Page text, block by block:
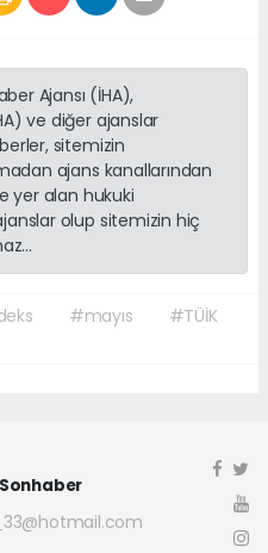
Ajansı (İHA),
ve diğer ajanslar
sitemizin
ajans kanallarından
yer alan hukuki
olup sitemizin hiç
#mayıs
#TÜİK